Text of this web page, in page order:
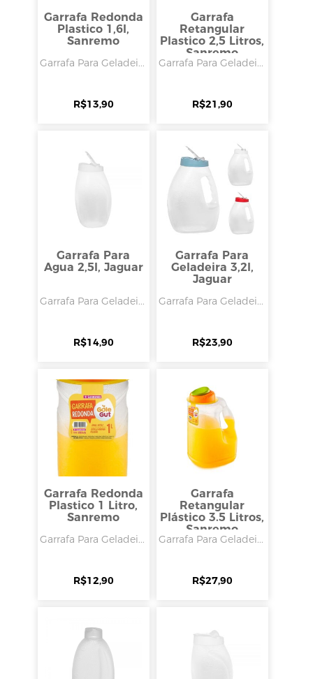
Garrafa Redonda
Plastico 1,6l,
Sanremo
Garrafa Para Geladei...
R$13,90
Garrafa
Retangular
Plastico 2,5 Litros,
Sanremo
Garrafa Para Geladei...
R$21,90
Garrafa Para
Agua 2,5l, Jaguar
Garrafa Para Geladei...
R$14,90
Garrafa Para
Geladeira 3,2l,
Jaguar
Garrafa Para Geladei...
R$23,90
Garrafa Redonda
Plastico 1 Litro,
Sanremo
Garrafa Para Geladei...
R$12,90
Garrafa
Retangular
Plástico 3.5 Litros,
Sanremo
Garrafa Para Geladei...
R$27,90